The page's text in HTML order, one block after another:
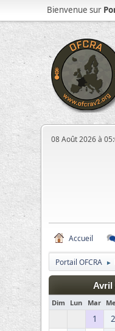
Bienvenue sur
08 Août 2026 à
Accueil
Portail OFCRA ►
Avril
Dim Lun Mar
1 2